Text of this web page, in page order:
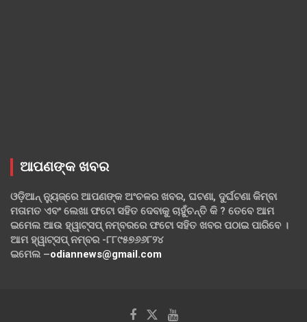
ଆପଣଙ୍କ ଖବର
ଓଡ଼ିଆନ୍ ନ୍ୟୁଜ୍‌ରେ ଆପଣଙ୍କ ଅଂଚଳର ଖବର, ଘଟଣା, ଦୁର୍ଘଟଣା କିମ୍ବା
ମତାମତ ଏବଂ ଲେଖା ଫଟୋ ସହିତ ଦେବାକୁ ଚାହୁଁଚନ୍ତି କି ? ତେବେ ଆମ
ଇମେଲ ଆଉ ହ୍ୱାଟ୍‌ସପ୍ ନମ୍ବରରେ ଫଟୋ ସହିତ ଖବର ପଠାଇ ପାରିବେ ।
ଆମ ହ୍ୱାଟ୍‌ସପ୍ ନମ୍ବର -୮୮୯୫୭୬୬୮୨୪
ଇମେଲ –odiannews@gmail.com